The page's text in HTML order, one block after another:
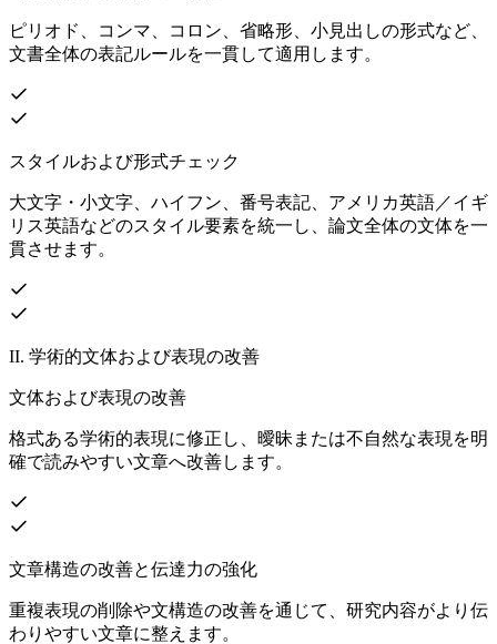
ピリオド、コンマ、コロン、省略形、小見出しの形式など、
文書全体の表記ルールを一貫して適用します。
スタイルおよび形式チェック
大文字・小文字、ハイフン、番号表記、アメリカ英語／イギ
リス英語などのスタイル要素を統一し、論文全体の文体を一
貫させます。
II. 学術的文体および表現の改善
文体および表現の改善
格式ある学術的表現に修正し、曖昧または不自然な表現を明
確で読みやすい文章へ改善します。
文章構造の改善と伝達力の強化
重複表現の削除や文構造の改善を通じて、研究内容がより伝
わりやすい文章に整えます。